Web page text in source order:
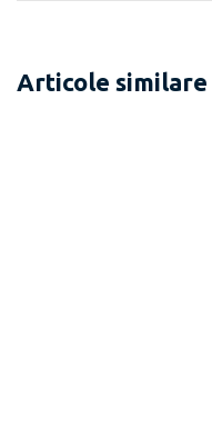
Articole similare